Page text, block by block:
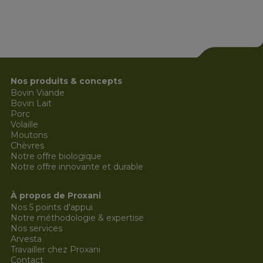
Nos produits & concepts
Bovin Viande
Bovin Lait
Porc
Volaille
Moutons
Chèvres
Notre offre biologique
Notre offre innovante et durable
À propos de Proxani
Nos 5 points d'appui
Notre méthodologie & expertise
Nos services
Arvesta
Travailler chez Proxani
Contact